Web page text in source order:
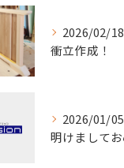
2026/02/18
衝立作成！
2026/01/05